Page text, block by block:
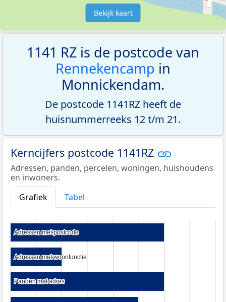
Bekijk kaart
1141 RZ is de postcode van
Rennekencamp in
Monnickendam.
De postcode 1141RZ heeft de
huisnummerreeks 12 t/m 21.
Kerncijfers postcode 1141RZ
Adressen, panden, percelen, woningen, huishoudens
en inwoners.
Grafiek
Tabel
Adressen met postcode
Adressen met postcode
Adressen met woonfunctie
Adressen met woonfunctie
Panden met adres
Panden met adres